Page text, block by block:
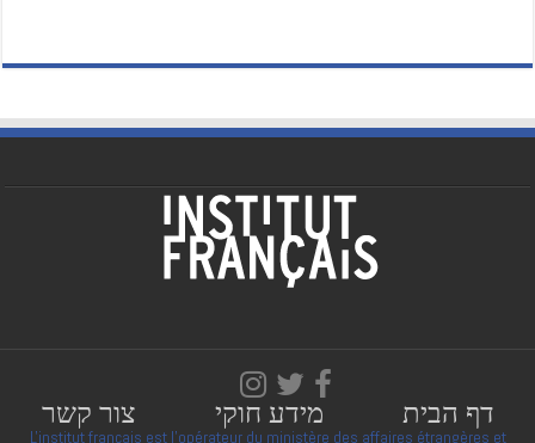
דף הבית מידע חוקי צור קשר
L'institut français est l'opérateur du ministère des affaires étrangères et